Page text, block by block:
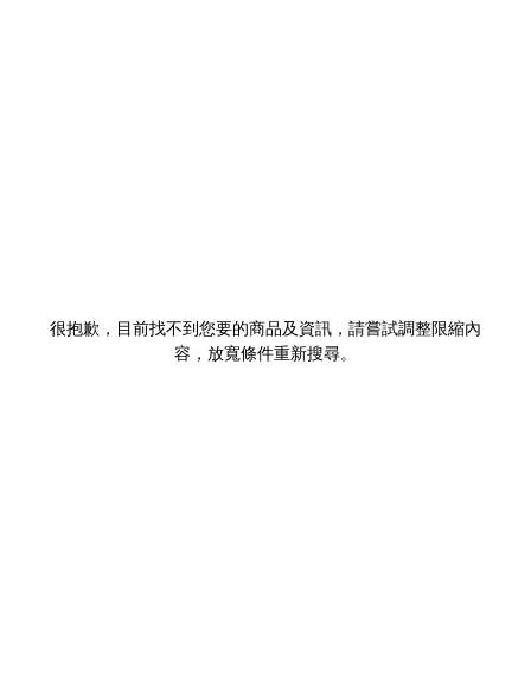
很抱歉，目前找不到您要的商品及資訊，請嘗試調整限縮內
容，放寬條件重新搜尋。